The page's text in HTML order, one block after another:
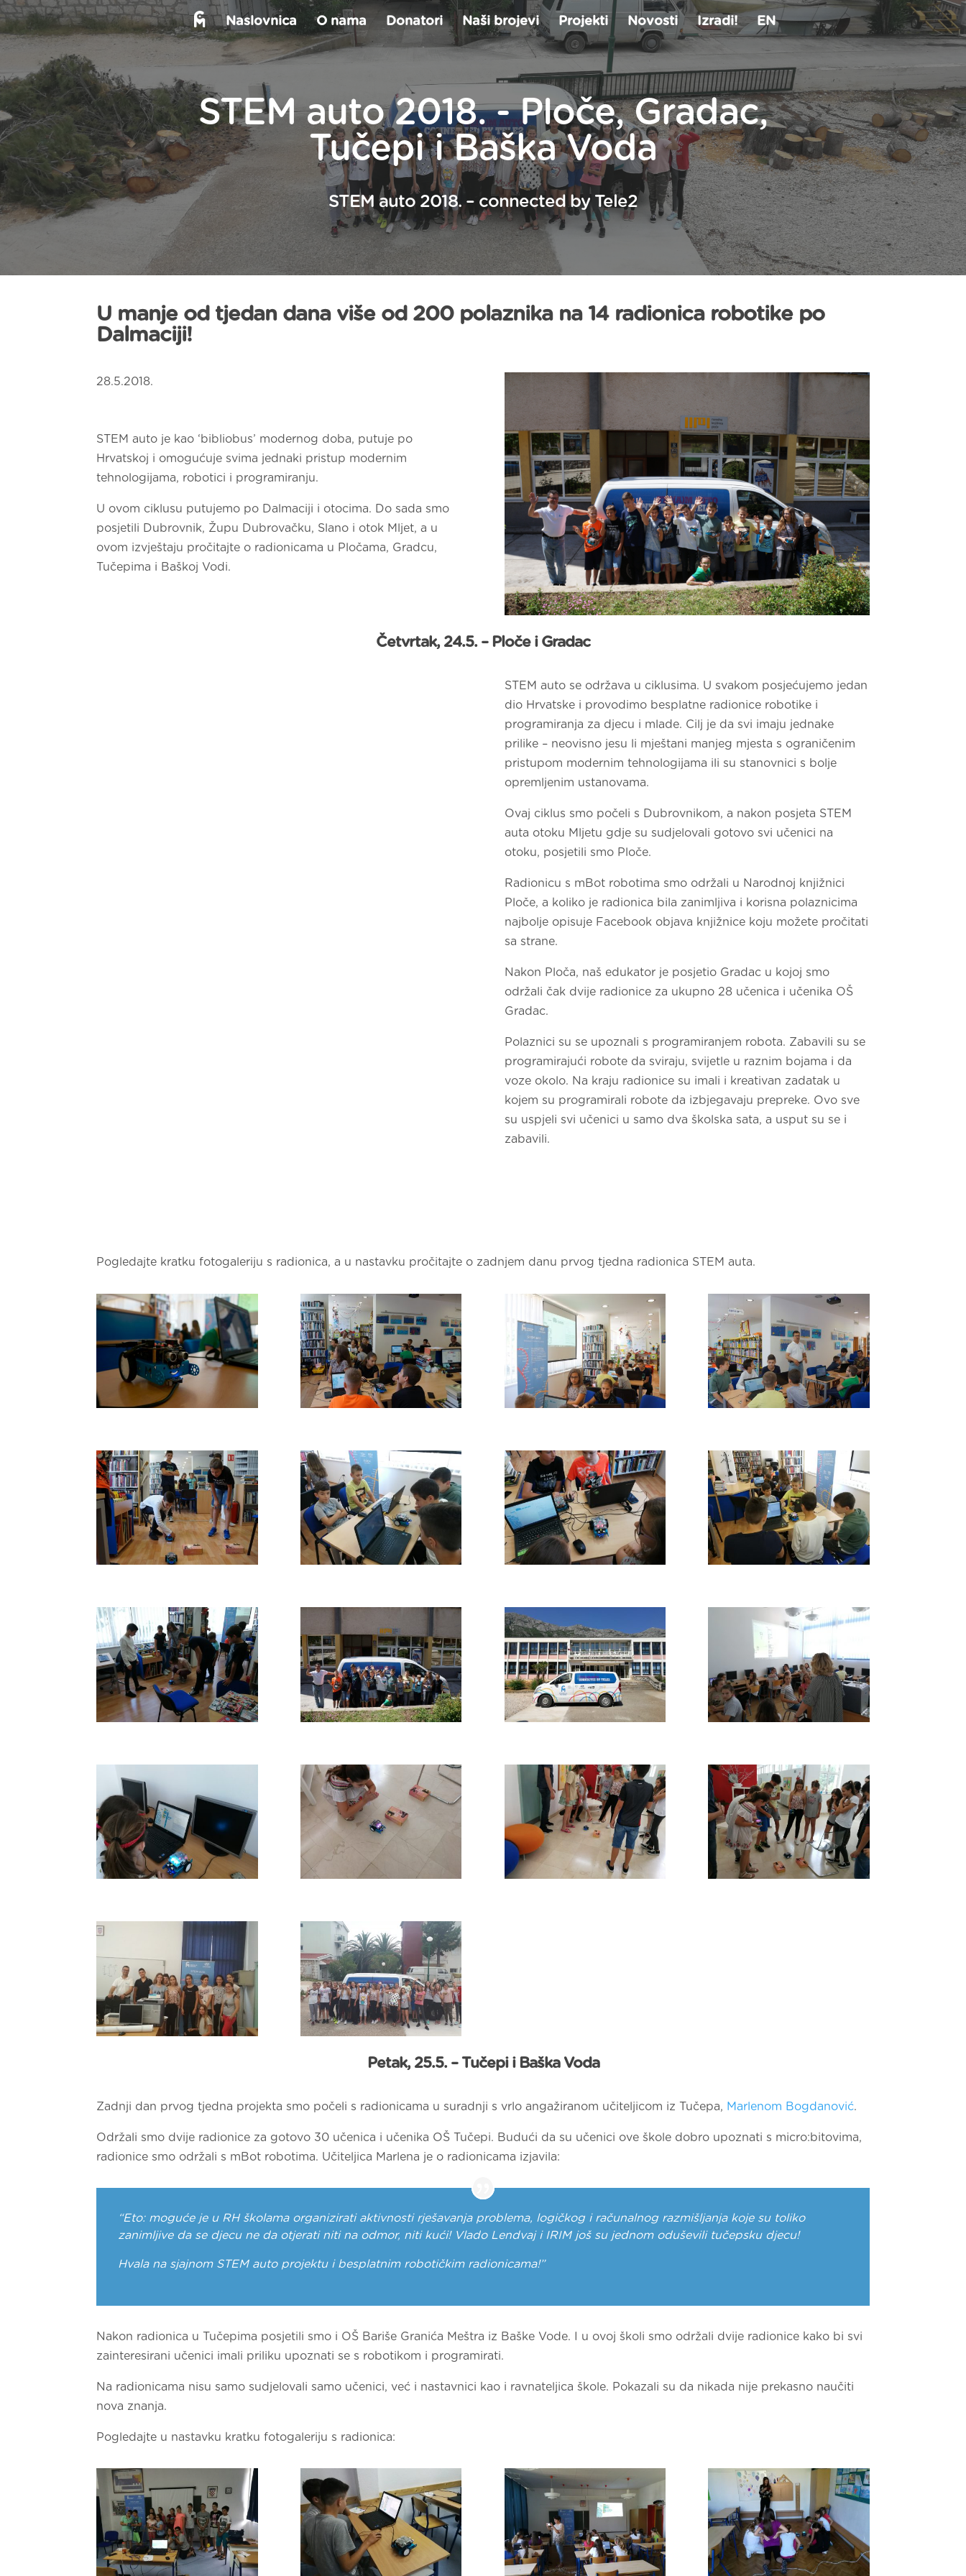
Naslovnica O nama Donatori Naši brojevi Projekti Novosti Izradi! EN
STEM auto 2018. - Ploče, Gradac,
Tučepi i Baška Voda
STEM auto 2018. – connected by Tele2
U manje od tjedan dana više od 200 polaznika na 14 radionica robotike po
Dalmaciji!
28.5.2018.
STEM auto je kao ‘bibliobus’ modernog doba, putuje po
Hrvatskoj i omogućuje svima jednaki pristup modernim
tehnologijama, robotici i programiranju.
U ovom ciklusu putujemo po Dalmaciji i otocima. Do sada smo
posjetili Dubrovnik, Župu Dubrovačku, Slano i otok Mljet, a u
ovom izvještaju pročitajte o radionicama u Pločama, Gradcu,
Tučepima i Baškoj Vodi.
Četvrtak, 24.5. – Ploče i Gradac
STEM auto se održava u ciklusima. U svakom posjećujemo jedan
dio Hrvatske i provodimo besplatne radionice robotike i
programiranja za djecu i mlade. Cilj je da svi imaju jednake
prilike – neovisno jesu li mještani manjeg mjesta s ograničenim
pristupom modernim tehnologijama ili su stanovnici s bolje
opremljenim ustanovama.
Ovaj ciklus smo počeli s Dubrovnikom, a nakon posjeta STEM
auta otoku Mljetu gdje su sudjelovali gotovo svi učenici na
otoku, posjetili smo Ploče.
Radionicu s mBot robotima smo održali u Narodnoj knjižnici
Ploče, a koliko je radionica bila zanimljiva i korisna polaznicima
najbolje opisuje Facebook objava knjižnice koju možete pročitati
sa strane.
Nakon Ploča, naš edukator je posjetio Gradac u kojoj smo
održali čak dvije radionice za ukupno 28 učenica i učenika OŠ
Gradac.
Polaznici su se upoznali s programiranjem robota. Zabavili su se
programirajući robote da sviraju, svijetle u raznim bojama i da
voze okolo. Na kraju radionice su imali i kreativan zadatak u
kojem su programirali robote da izbjegavaju prepreke. Ovo sve
su uspjeli svi učenici u samo dva školska sata, a usput su se i
zabavili.
Pogledajte kratku fotogaleriju s radionica, a u nastavku pročitajte o zadnjem danu prvog tjedna radionica STEM auta.
Petak, 25.5. – Tučepi i Baška Voda
Zadnji dan prvog tjedna projekta smo počeli s radionicama u suradnji s vrlo angažiranom učiteljicom iz Tučepa, Marlenom Bogdanović.
Održali smo dvije radionice za gotovo 30 učenica i učenika OŠ Tučepi. Budući da su učenici ove škole dobro upoznati s micro:bitovima,
radionice smo održali s mBot robotima. Učiteljica Marlena je o radionicama izjavila:
“Eto: moguće je u RH školama organizirati aktivnosti rješavanja problema, logičkog i računalnog razmišljanja koje su toliko
zanimljive da se djecu ne da otjerati niti na odmor, niti kući! Vlado Lendvaj i IRIM još su jednom oduševili tučepsku djecu!
Hvala na sjajnom STEM auto projektu i besplatnim robotičkim radionicama!”
Nakon radionica u Tučepima posjetili smo i OŠ Bariše Granića Meštra iz Baške Vode. I u ovoj školi smo održali dvije radionice kako bi svi
zainteresirani učenici imali priliku upoznati se s robotikom i programirati.
Na radionicama nisu samo sudjelovali samo učenici, već i nastavnici kao i ravnateljica škole. Pokazali su da nikada nije prekasno naučiti
nova znanja.
Pogledajte u nastavku kratku fotogaleriju s radionica: